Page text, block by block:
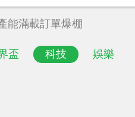
盃 科技 娛樂
能滿載訂單爆棚